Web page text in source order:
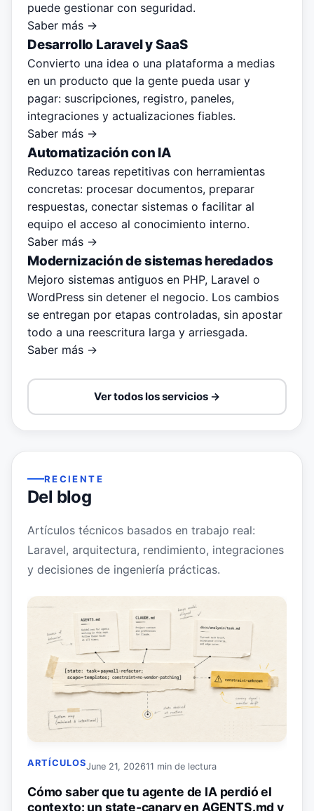
puede gestionar con seguridad.
Saber más →
Desarrollo Laravel y SaaS
Convierto una idea o una plataforma a medias
en un producto que la gente pueda usar y
pagar: suscripciones, registro, paneles,
integraciones y actualizaciones fiables.
Saber más →
Automatización con IA
Reduzco tareas repetitivas con herramientas
concretas: procesar documentos, preparar
respuestas, conectar sistemas o facilitar al
equipo el acceso al conocimiento interno.
Saber más →
Modernización de sistemas heredados
Mejoro sistemas antiguos en PHP, Laravel o
WordPress sin detener el negocio. Los cambios
se entregan por etapas controladas, sin apostar
todo a una reescritura larga y arriesgada.
Saber más →
Ver todos los servicios →
RECIENTE
Del blog
Artículos técnicos basados en trabajo real:
Laravel, arquitectura, rendimiento, integraciones
y decisiones de ingeniería prácticas.
ARTÍCULOSJune 21, 202611 min de lectura
Cómo saber que tu agente de IA perdió el
contexto: un state-canary en AGENTS.md y